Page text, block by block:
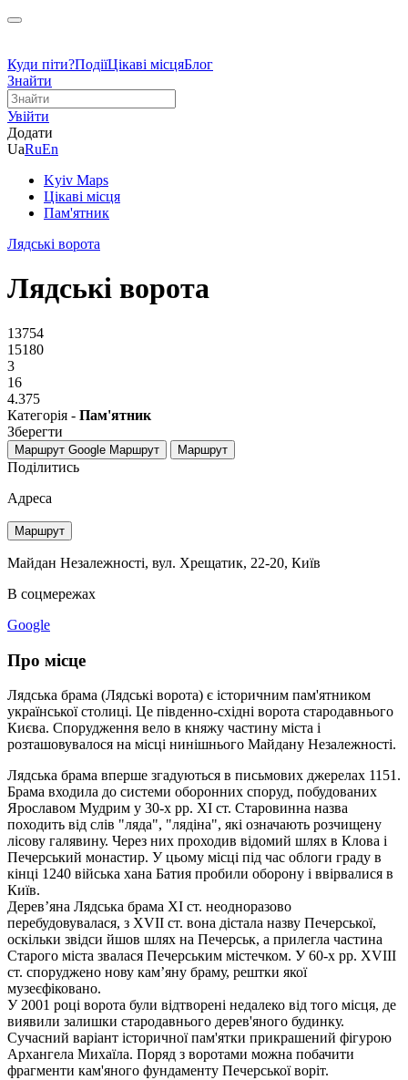
Куди піти?ПодіїЦікаві місцяБлог
Знайти
Увійти
Додати
UaRuEn
Kyiv Maps
Цікаві місця
Пам'ятник
Лядські ворота
Лядські ворота
13754
15180
3
16
4.375
Категорія - Пам'ятник
Зберегти
Маршрут Google Маршрут Маршрут
Поділитись
Адреса
Маршрут
Майдан Незалежності, вул. Хрещатик, 22-20, Київ
В соцмережах
Google
Про місце
Лядська брама (Лядські ворота) є історичним пам'ятником
української столиці. Це південно-східні ворота стародавнього
Києва. Спорудження вело в княжу частину міста і
розташовувалося на місці нинішнього Майдану Незалежності.
Лядська брама вперше згадуються в письмових джерелах 1151.
Брама входила до системи оборонних споруд, побудованих
Ярославом Мудрим у 30-х pp. XI ст. Старовинна назва
походить від слів "ляда", "лядіна", які означають розчищену
лісову галявину. Через них проходив відомий шлях в Клова і
Печерський монастир. У цьому місці під час облоги граду в
кінці 1240 війська хана Батия пробили оборону і ввірвалися в
Київ.
Дерев’яна Лядська брама XI ст. неодноразово
перебудовувалася, з XVII ст. вона дістала назву Печерської,
оскільки звідси йшов шлях на Печерськ, а прилегла частина
Старого міста звалася Печерським містечком. У 60-х pp. XVIII
ст. споруджено нову кам’яну браму, рештки якої
музеєфіковано.
У 2001 році ворота були відтворені недалеко від того місця, де
виявили залишки стародавнього дерев'яного будинку.
Сучасний варіант історичної пам'ятки прикрашений фігурою
Архангела Михаїла. Поряд з воротами можна побачити
фрагменти кам'яного фундаменту Печерської воріт.